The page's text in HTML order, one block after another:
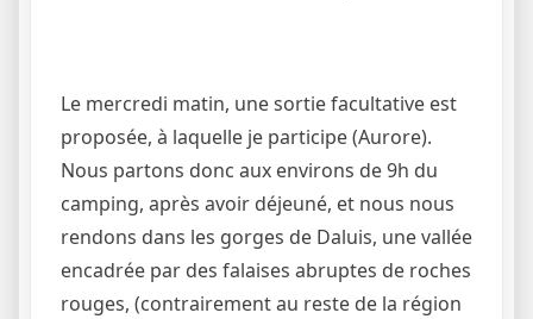
Le mercredi matin, une sortie facultative est
proposée, à laquelle je participe (Aurore).
Nous partons donc aux environs de 9h du
camping, après avoir déjeuné, et nous nous
rendons dans les gorges de Daluis, une vallée
encadrée par des falaises abruptes de roches
rouges, (contrairement au reste de la région